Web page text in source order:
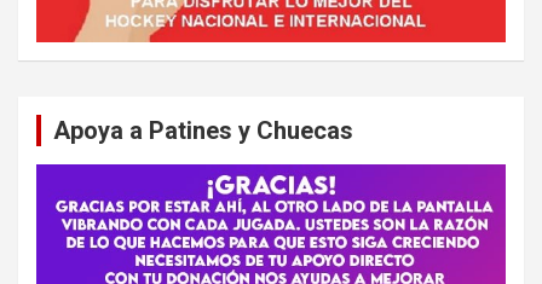
Apoya a Patines y Chuecas